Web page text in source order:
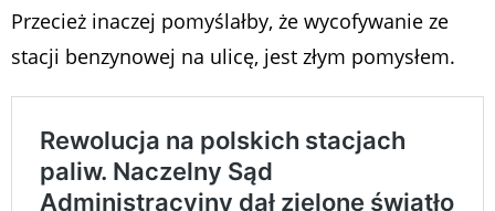
Przecież inaczej pomyślałby, że wycofywanie ze
stacji benzynowej na ulicę, jest złym pomysłem.